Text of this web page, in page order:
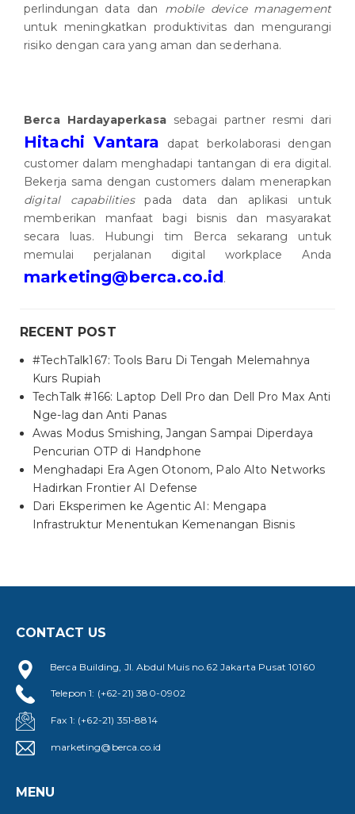
perlindungan data dan mobile device management
untuk meningkatkan produktivitas dan mengurangi
risiko dengan cara yang aman dan sederhana.
Berca Hardayaperkasasebagai partner resmi dari
Hitachi Vantara dapat berkolaborasi dengan
customer dalam menghadapi tantangan di era digital.
Bekerja sama dengan customers dalam menerapkan
digital capabilitiespada data dan aplikasi untuk
memberikan manfaat bagi bisnis dan masyarakat
secara luas. Hubungi tim Berca sekarang untuk
memulai perjalanan digital workplace Anda
marketing@berca.co.id.
RECENT POST
#TechTalk167: Tools Baru Di Tengah Melemahnya
Kurs Rupiah
TechTalk #166: Laptop Dell Pro dan Dell Pro Max Anti
Nge-lag dan Anti Panas
Awas Modus Smishing, Jangan Sampai Diperdaya
Pencurian OTP di Handphone
Menghadapi Era Agen Otonom, Palo Alto Networks
Hadirkan Frontier AI Defense
Dari Eksperimen ke Agentic AI: Mengapa
Infrastruktur Menentukan Kemenangan Bisnis
CONTACT US
Berca Building, Jl. Abdul Muis no.62 Jakarta Pusat 10160
Telepon 1: (+62-21) 380-0902
Fax 1: (+62-21) 351-8814
marketing@berca.co.id
MENU